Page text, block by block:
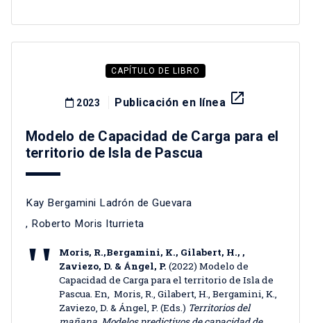
CAPÍTULO DE LIBRO
2023 Publicación en línea launch
Modelo de Capacidad de Carga para el
territorio de Isla de Pascua
Kay Bergamini Ladrón de Guevara
, Roberto Moris Iturrieta
Moris, R.,Bergamini, K., Gilabert, H., ,
Zaviezo, D. & Ángel, P. (2022) Modelo de
Capacidad de Carga para el territorio de Isla de
Pascua. En, Moris, R., Gilabert, H., Bergamini, K.,
Zaviezo, D. & Ángel, P. (Eds.) Territorios del